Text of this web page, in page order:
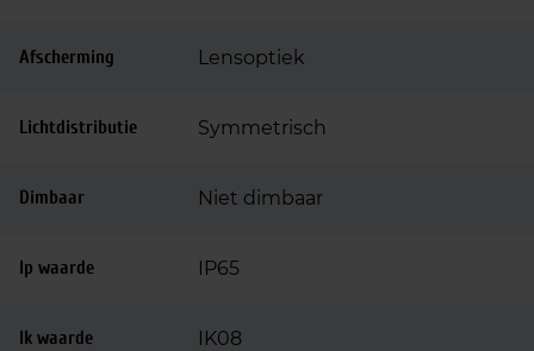
Afscherming Lensoptiek
Lichtdistributie Symmetrisch
Dimbaar Niet dimbaar
Ip waarde IP65
Ik waarde IK08